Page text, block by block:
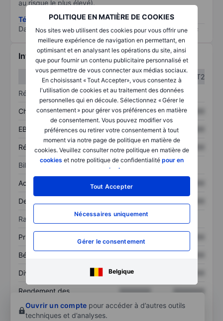
POLITIQUE EN MATIÈRE DE COOKIES
Nos sites web utilisent des cookies pour vous offrir une
meilleure expérience de navigation en permettant, en
optimisant et en analysant les opérations du site, ainsi
que pour fournir un contenu publicitaire personnalisé et
vous permettre de vous connecter aux médias sociaux.
En choisissant « Tout Accepter», vous consentez à
l'utilisation de cookies et au traitement des données
personnelles qui en découle. Sélectionnez « Gérer le
consentement » pour gérer vos préférences en matière
de consentement. Vous pouvez modifier vos
préférences ou retirer votre consentement à tout
moment via notre page de politique en matière de
cookies. Veuillez consulter notre politique en matière de
cookies et notre politique de confidentialité pour en
savoir plus
Tout Accepter
Nécessaires uniquement
Gérer le consentement
Belgique
au risque le plus élevé).
Télécharger la méthodologie ESG (en anglais)
Data provided by
/
Informations financières
T2
Résultats
Chiffre d’affaires XXXXXXX XXXXXXX
EBITDA XXXXXXX XXXXXXX
Résultat net XXXXXXX XXXXXXX
Bilan
Actif total XXXXXXX
Dette totale
Ratios
Prix / ventes
Bénéfice par action
Dividende par action XXXXXXX
Rendement des
XXXXXXX
XXXXXXX
Ouvrir un compte pour accéder à d’autres outils
techniques et d’analyses.